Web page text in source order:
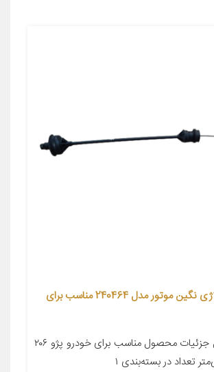
کابل کلاچ ریگلاژی نگین موتور مدل 240464 مناسب برای
معرفی محصول جزئیات محصول مناسب برای خودرو پژو ۲۰۶